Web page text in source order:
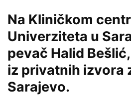
Na Kliničkom
Univerziteta u
pevač Halid
iz privatnih izvora
Sarajevo.